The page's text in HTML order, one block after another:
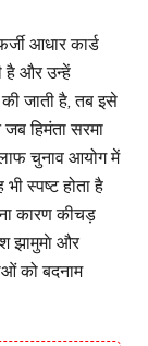
आधार कार्ड
है और उन्हें
जाती है, तब इसे
हिमंता सरमा
चुनाव आयोग में
स्पष्ट होता है
कारण कीचड़
झामुमाे और
को बदनाम